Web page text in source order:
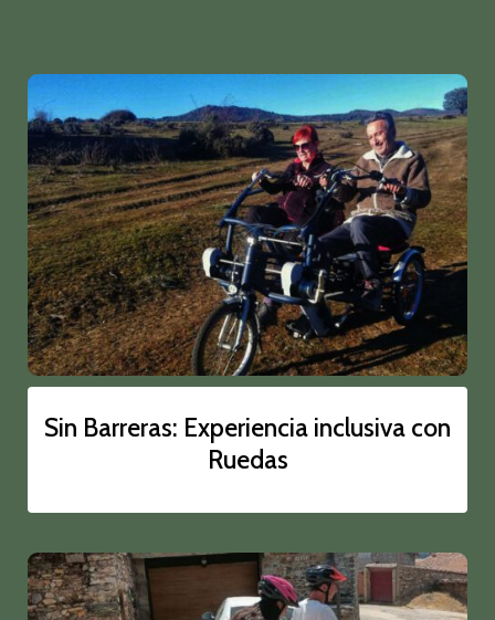
Sin Barreras: Experiencia inclusiva con
Ruedas